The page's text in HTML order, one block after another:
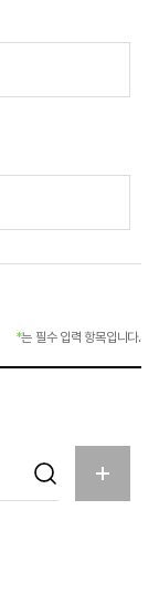
*는 필수 입력 항목입니다.